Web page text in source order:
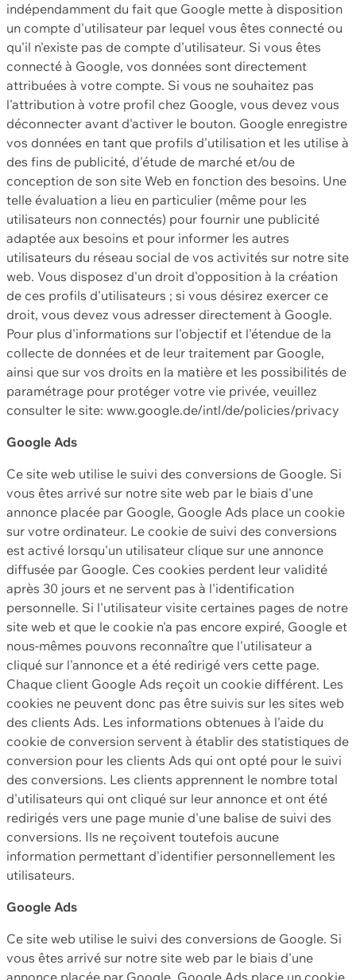
indépendamment du fait que Google mette à disposition
un compte d'utilisateur par lequel vous êtes connecté ou
qu'il n'existe pas de compte d'utilisateur. Si vous êtes
connecté à Google, vos données sont directement
attribuées à votre compte. Si vous ne souhaitez pas
l'attribution à votre profil chez Google, vous devez vous
déconnecter avant d'activer le bouton. Google enregistre
vos données en tant que profils d'utilisation et les utilise à
des fins de publicité, d'étude de marché et/ou de
conception de son site Web en fonction des besoins. Une
telle évaluation a lieu en particulier (même pour les
utilisateurs non connectés) pour fournir une publicité
adaptée aux besoins et pour informer les autres
utilisateurs du réseau social de vos activités sur notre site
web. Vous disposez d'un droit d'opposition à la création
de ces profils d'utilisateurs ; si vous désirez exercer ce
droit, vous devez vous adresser directement à Google.
Pour plus d'informations sur l'objectif et l'étendue de la
collecte de données et de leur traitement par Google,
ainsi que sur vos droits en la matière et les possibilités de
paramétrage pour protéger votre vie privée, veuillez
consulter le site: www.google.de/intl/de/policies/privacy
Google Ads
Ce site web utilise le suivi des conversions de Google. Si
vous êtes arrivé sur notre site web par le biais d'une
annonce placée par Google, Google Ads place un cookie
sur votre ordinateur. Le cookie de suivi des conversions
est activé lorsqu'un utilisateur clique sur une annonce
diffusée par Google. Ces cookies perdent leur validité
après 30 jours et ne servent pas à l'identification
personnelle. Si l'utilisateur visite certaines pages de notre
site web et que le cookie n'a pas encore expiré, Google et
nous-mêmes pouvons reconnaître que l'utilisateur a
cliqué sur l'annonce et a été redirigé vers cette page.
Chaque client Google Ads reçoit un cookie différent. Les
cookies ne peuvent donc pas être suivis sur les sites web
des clients Ads. Les informations obtenues à l'aide du
cookie de conversion servent à établir des statistiques de
conversion pour les clients Ads qui ont opté pour le suivi
des conversions. Les clients apprennent le nombre total
d'utilisateurs qui ont cliqué sur leur annonce et ont été
redirigés vers une page munie d'une balise de suivi des
conversions. Ils ne reçoivent toutefois aucune
information permettant d'identifier personnellement les
utilisateurs.
Google Ads
Ce site web utilise le suivi des conversions de Google. Si
vous êtes arrivé sur notre site web par le biais d'une